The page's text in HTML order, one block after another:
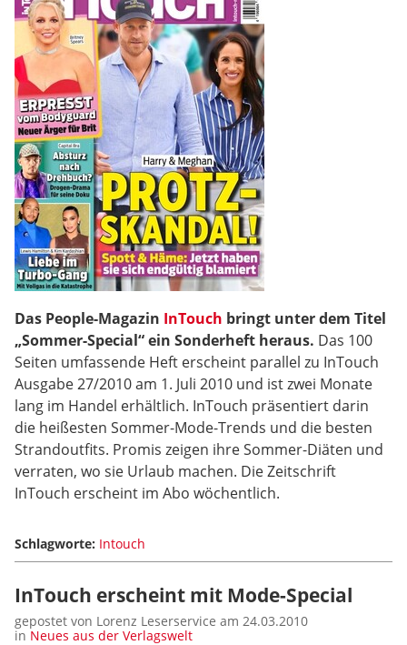
Das People-Magazin InTouch bringt unter dem Titel
„Sommer-Special“ ein Sonderheft heraus. Das 100
Seiten umfassende Heft erscheint parallel zu InTouch
Ausgabe 27/2010 am 1. Juli 2010 und ist zwei Monate
lang im Handel erhältlich. InTouch präsentiert darin
die heißesten Sommer-Mode-Trends und die besten
Strandoutfits. Promis zeigen ihre Sommer-Diäten und
verraten, wo sie Urlaub machen. Die Zeitschrift
InTouch erscheint im Abo wöchentlich.
Schlagworte: Intouch
InTouch erscheint mit Mode-Special
gepostet von Lorenz Leserservice am 24.03.2010
in Neues aus der Verlagswelt